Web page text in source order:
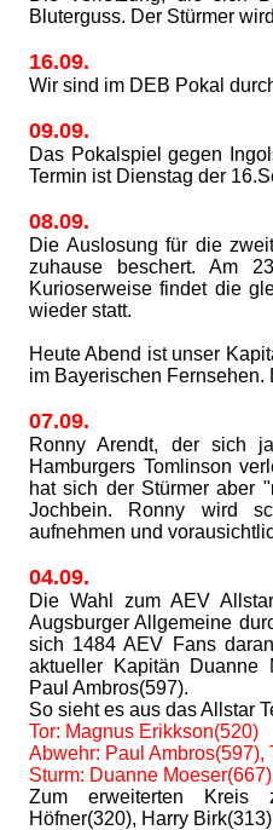
Bluterguss. Der Stürmer
16.09.
Wir sind im DEB Pokal
09.09.
Das Pokalspiel gegen
Termin ist Dienstag der
08.09.
Die Auslosung für die
zuhause beschert. Am
Kurioserweise findet die
wieder statt.
Heute Abend ist unser
im Bayerischen
07.09.
Ronny Arendt, der sich
Hamburgers Tomlinson
hat sich der Stürmer aber
Jochbein. Ronny wird
aufnehmen und
04.09.
Die Wahl zum AEV
Augsburger Allgemeine
sich 1484 AEV Fans
aktueller Kapitän Duanne
Paul Ambros(597).
So sieht es aus das Allstar
Tor: Magnus Erikkson(520)
Abwehr: Paul Ambros(597),
Sturm: Duanne
Zum erweiterten Kreis
Höfner(320), Harry